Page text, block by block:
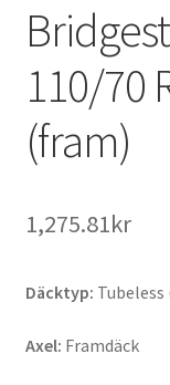
110/70
(fram)
1,275.81kr
Däcktyp: Tubeless
Axel: Framdäck